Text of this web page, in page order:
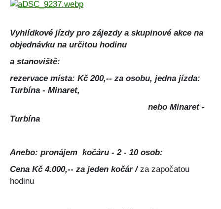
Vyhlídkové jízdy pro zájezdy a skupinové akce na
objednávku na určitou hodinu
a stanoviště:
rezervace místa: Kč 200,-- za osobu, jedna jízda:
Turbína - Minaret,
nebo Minaret -
Turbína
Anebo: pronájem kočáru - 2 - 10 osob:
Cena Kč 4.000,-- za jeden kočár / za započatou
hodinu